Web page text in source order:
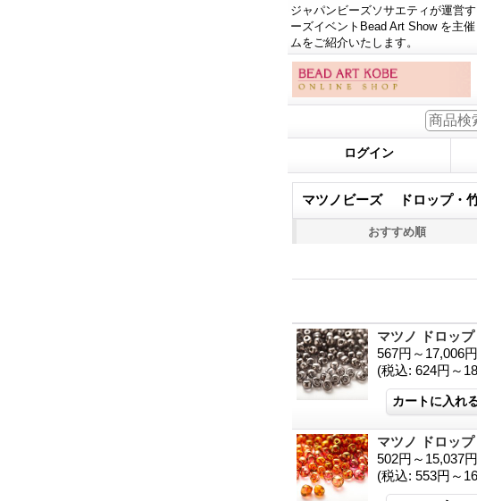
ジャパンビーズソサエティが運営
ーズイベントBead Art Show を主
ムをご紹介いたします。
ログイン
マツノビーズ ドロップ・
おすすめ順
マツノ ドロッ
567円～17,006円
(税込: 624円～
マツノ ドロッ
502円～15,037円
(税込: 553円～